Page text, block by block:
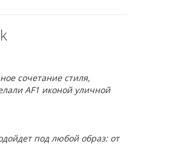
сочетание стиля,
AF1 иконой уличной
под любой образ: от